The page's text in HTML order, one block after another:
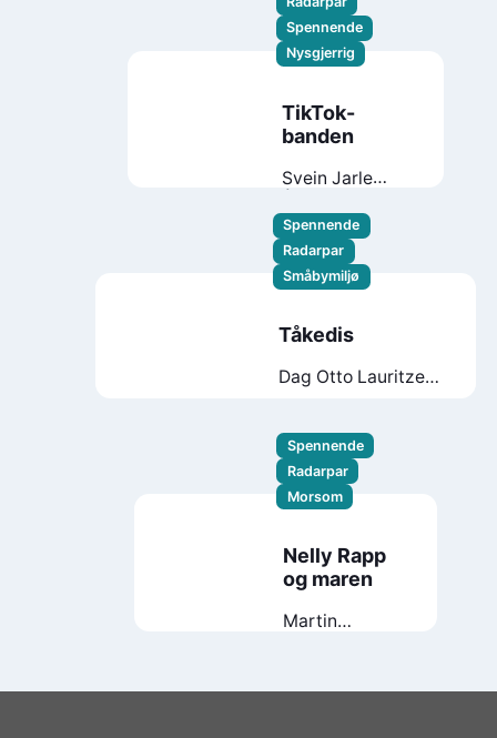
Spennende
Nysgjerrig
TikTok-
banden
Svein Jarle
Spennende
Radarpar
Småbymiljø
Tåkedis
Dag Otto Lauritzen
Spennende
Radarpar
Morsom
Nelly Rapp
og maren
Martin